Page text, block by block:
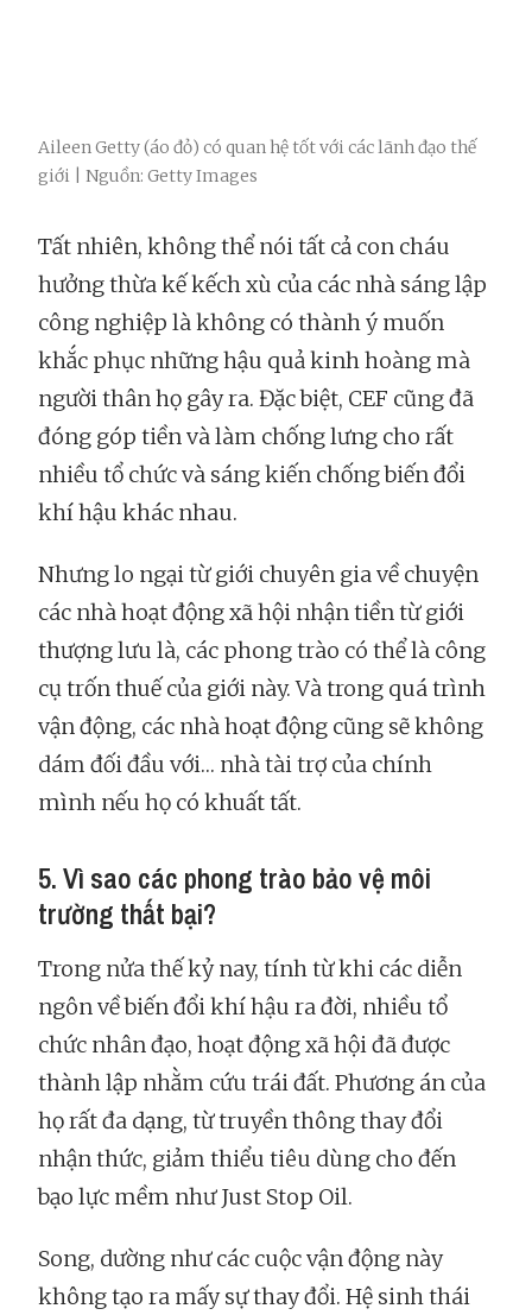
Aileen Getty (áo đỏ) có quan hệ tốt với các lãnh đạo thế
giới | Nguồn: Getty Images
Tất nhiên, không thể nói tất cả con cháu
hưởng thừa kế kếch xù của các nhà sáng lập
công nghiệp là không có thành ý muốn
khắc phục những hậu quả kinh hoàng mà
người thân họ gây ra. Đặc biệt, CEF cũng đã
đóng góp tiền và làm chống lưng cho rất
nhiều tổ chức và sáng kiến chống biến đổi
khí hậu khác nhau.
Nhưng lo ngại từ giới chuyên gia về chuyện
các nhà hoạt động xã hội nhận tiền từ giới
thượng lưu là, các phong trào có thể là công
cụ trốn thuế của giới này. Và trong quá trình
vận động, các nhà hoạt động cũng sẽ không
dám đối đầu với… nhà tài trợ của chính
mình nếu họ có khuất tất.
5. Vì sao các phong trào bảo vệ môi
trường thất bại?
Trong nửa thế kỷ nay, tính từ khi các diễn
ngôn về biến đổi khí hậu ra đời, nhiều tổ
chức nhân đạo, hoạt động xã hội đã được
thành lập nhằm cứu trái đất. Phương án của
họ rất đa dạng, từ truyền thông thay đổi
nhận thức, giảm thiểu tiêu dùng cho đến
bạo lực mềm như Just Stop Oil.
Song, dường như các cuộc vận động này
không tạo ra mấy sự thay đổi. Hệ sinh thái